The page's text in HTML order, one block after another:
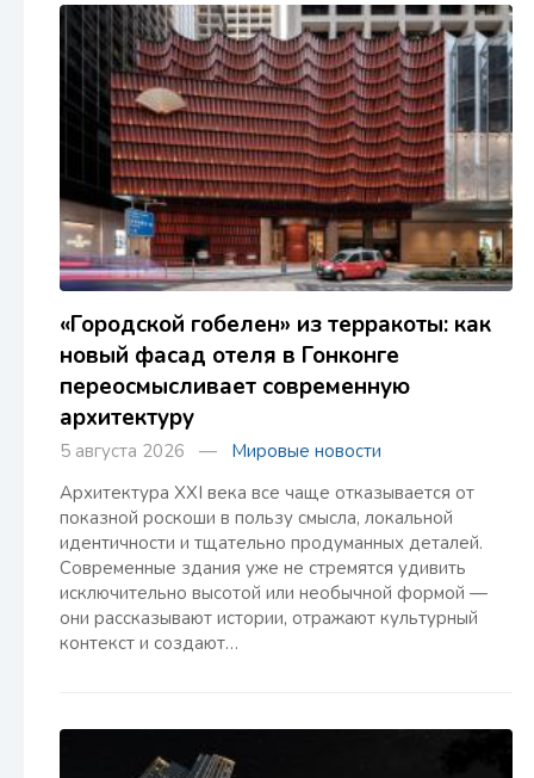
«Городской гобелен» из терракоты: как
новый фасад отеля в Гонконге
переосмысливает современную
архитектуру
5 августа 2026 — Мировые новости
Архитектура XXI века все чаще отказывается от
показной роскоши в пользу смысла, локальной
идентичности и тщательно продуманных деталей.
Современные здания уже не стремятся удивить
исключительно высотой или необычной формой —
они рассказывают истории, отражают культурный
контекст и создают…